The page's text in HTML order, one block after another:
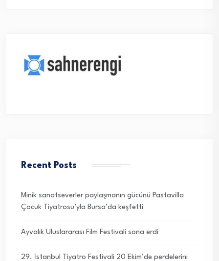
Recent Posts
Minik sanatseverler paylaşmanın gücünü Pastavilla
Çocuk Tiyatrosu’yla Bursa’da keşfetti
Ayvalık Uluslararası Film Festivali sona erdi
29. İstanbul Tiyatro Festivali 20 Ekim’de perdelerini